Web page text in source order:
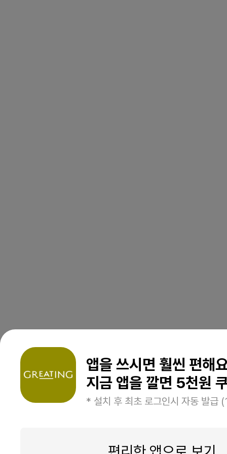
앱을 쓰시면 훨씬 편해
지금 앱을 깔면 5천원
* 설치 후 최초 로그인시 자동 발급